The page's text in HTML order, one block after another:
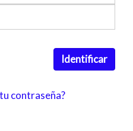
Identificar
contraseña?